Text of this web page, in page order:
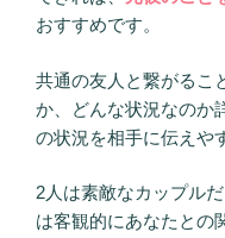
おすすめです。
共通の友人と繋がるこ
か、どんな状況なのか
の状況を相手に伝えや
2人は素敵なカップル
は客観的にあなたとの